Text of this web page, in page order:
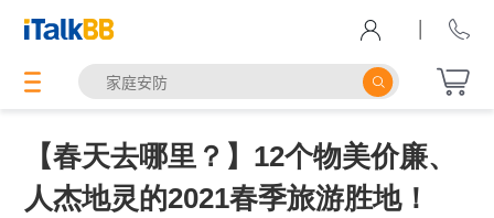
|
【春天去哪里？】12个物美价廉、
人杰地灵的2021春季旅游胜地！